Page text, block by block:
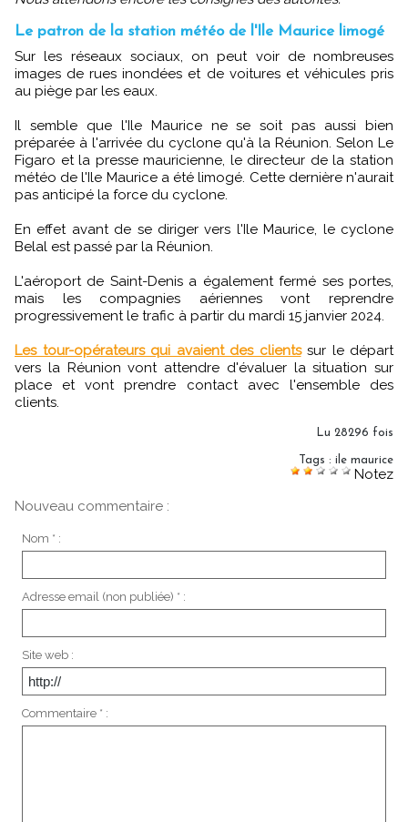
Le patron de la station météo de l'Ile Maurice limogé
Sur les réseaux sociaux, on peut voir de nombreuses
images de rues inondées et de voitures et véhicules pris
au piège par les eaux.
Il semble que l'Ile Maurice ne se soit pas aussi bien
préparée à l'arrivée du cyclone qu'à la Réunion. Selon Le
Figaro et la presse mauricienne, le directeur de la station
météo de l'Ile Maurice a été limogé. Cette dernière n'aurait
pas anticipé la force du cyclone.
En effet avant de se diriger vers l'Ile Maurice, le cyclone
Belal est passé par la Réunion.
L'aéroport de Saint-Denis a également fermé ses portes,
mais les compagnies aériennes vont reprendre
progressivement le trafic à partir du mardi 15 janvier 2024.
Les tour-opérateurs qui avaient des clientssur le départ
vers la Réunion vont attendre d'évaluer la situation sur
place et vont prendre contact avec l'ensemble des
clients.
Lu 28296 fois
Tags : ile maurice
Notez
Nouveau commentaire :
Nom * :
Adresse email (non publiée) * :
Site web :
Commentaire * :